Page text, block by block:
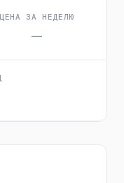
ЦЕНА ЗА НЕДЕЛЮ
—